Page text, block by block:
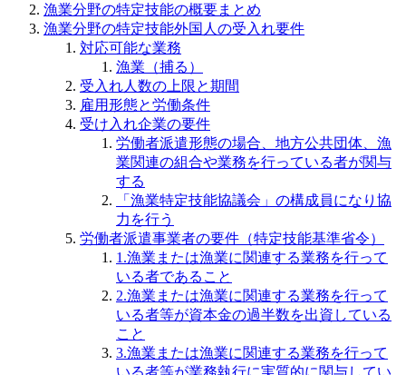
漁業分野の特定技能の概要まとめ
漁業分野の特定技能外国人の受入れ要件
対応可能な業務
漁業（捕る）
受入れ人数の上限と期間
雇用形態と労働条件
受け入れ企業の要件
労働者派遣形態の場合、地方公共団体、漁
業関連の組合や業務を行っている者が関与
する
「漁業特定技能協議会」の構成員になり協
力を行う
労働者派遣事業者の要件（特定技能基準省令）
1.漁業または漁業に関連する業務を行って
いる者であること
2.漁業または漁業に関連する業務を行って
いる者等が資本金の過半数を出資している
こと
3.漁業または漁業に関連する業務を行って
いる者等が業務執行に実質的に関与してい